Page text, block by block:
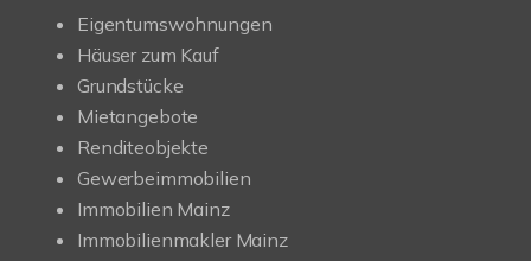
Eigentumswohnungen
Häuser zum Kauf
Grundstücke
Mietangebote
Renditeobjekte
Gewerbeimmobilien
Immobilien Mainz
Immobilienmakler Mainz